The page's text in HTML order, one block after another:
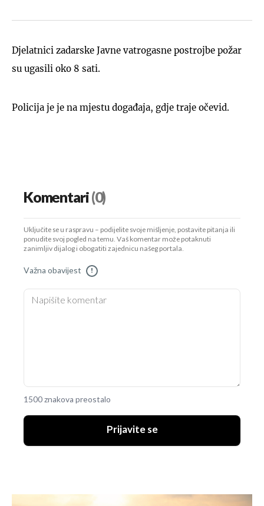
Djelatnici zadarske Javne vatrogasne postrojbe požar
su ugasili oko 8 sati.
Policija je je na mjestu događaja, gdje traje očevid.
Komentari(0)
Uključite se u raspravu – podijelite svoje mišljenje, postavite pitanja ili
ponudite svoj pogled na temu. Vaš komentar može potaknuti
zanimljiv dijalog i obogatiti zajednicu našeg portala.
Važna obavijest !
1500 znakova preostalo
Prijavite se